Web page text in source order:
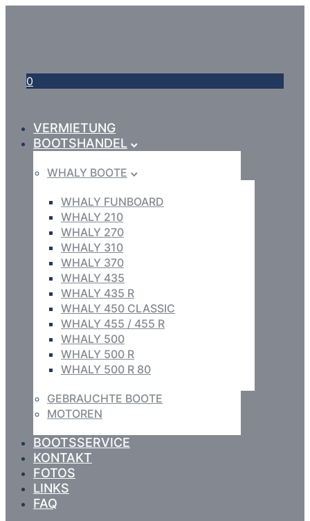
0
VERMIETUNG
BOOTSHANDEL
WHALY BOOTE
WHALY FUNBOARD
WHALY 210
WHALY 270
WHALY 310
WHALY 370
WHALY 435
WHALY 435 R
WHALY 450 CLASSIC
WHALY 455 / 455 R
WHALY 500
WHALY 500 R
WHALY 500 R 80
GEBRAUCHTE BOOTE
MOTOREN
BOOTSSERVICE
KONTAKT
FOTOS
LINKS
FAQ